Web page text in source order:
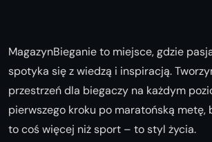
MagazynBieganie to miejsce, gdzie
spotyka się z wiedzą i inspiracją.
przestrzeń dla biegaczy na każdym
pierwszego kroku po maratońską metę,
to coś więcej niż sport – to styl życia.